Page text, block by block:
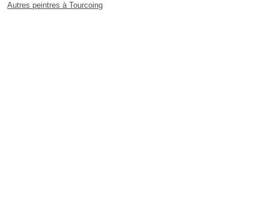
Autres peintres à Tourcoing